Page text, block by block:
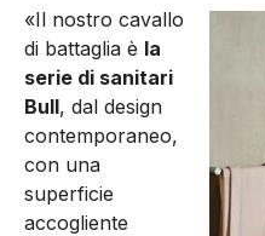
«Il nostro cavallo
di battaglia è la
serie di sanitari
Bull, dal design
contemporaneo,
con una
superficie
accogliente